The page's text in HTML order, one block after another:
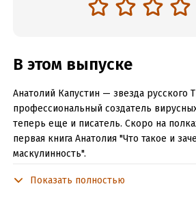
В этом выпуске
Анатолий Капустин — звезда русского
профессиональный создатель
теперь еще и писатель. Скоро на
первая книга Анатолия "Что такое и
маскулинность".
Внутри выпуска:
Показать полностью